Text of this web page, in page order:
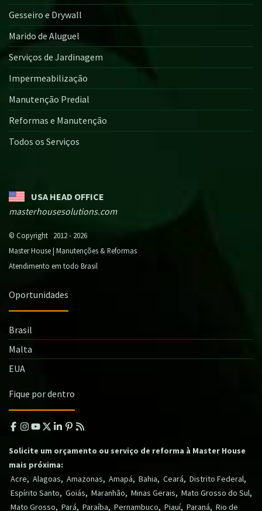
Gesseiro e Drywall
Marido de Aluguel
Serviços de Jardinagem
Impermeabilização
Manutenção Predial
Reformas e Manutenção
Todos os Serviços
USA HEAD OFFICE
masterhousesolutions.com
© Copyright 2012 - 2026
Master House | Manutenções & Reformas
Atendimento em todo Brasil
Oportunidades
Brasil
Malta
EUA
Fique por dentro
Solicite um orçamento ou serviço de reforma à Master House
mais próxima:
Acre, Alagoas, Amazonas, Amapá, Bahia, Ceará, Distrito Federal,
Espírito Santo, Goiás, Maranhão, Minas Gerais, Mato Grosso do Sul,
Mato Grosso, Pará, Paraíba, Pernambuco, Piauí, Paraná, Rio de